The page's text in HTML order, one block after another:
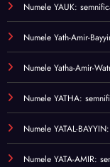
Numele YAUK:
Numele Yath-Amir-
Numele Yatha-Amir-
Numele YATHA:
Numele YATAL-
Numele YATA-AMIR: